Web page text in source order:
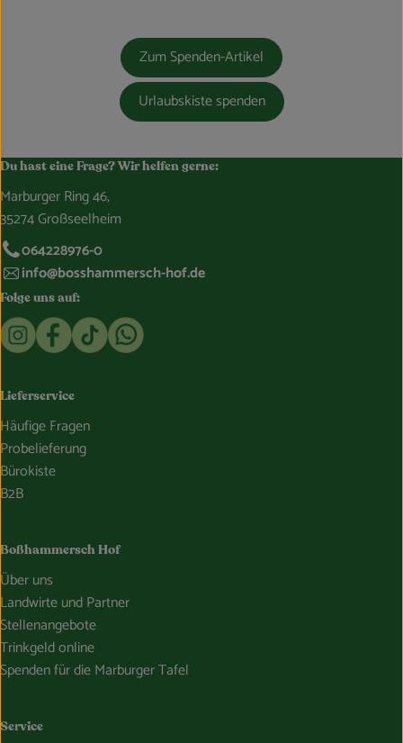
Zum Spenden-Artikel
Urlaubskiste spenden
Du hast eine Frage? Wir helfen gerne:
Marburger Ring 46,
35274 Großseelheim
064228976-0
info@bosshammersch-hof.de
Folge uns auf:
Externer Link zu https://www.instagram.com/
Externer Link zu https://www.facebook.com/
Externer Link zu https://www.tiktok.com/
Externer Link zu https://whatsapp.com/
Lieferservice
Häufige Fragen
Probelieferung
Bürokiste
B2B
Boßhammersch Hof
Über uns
Landwirte und Partner
Stellenangebote
Trinkgeld online
Spenden für die Marburger Tafel
Service